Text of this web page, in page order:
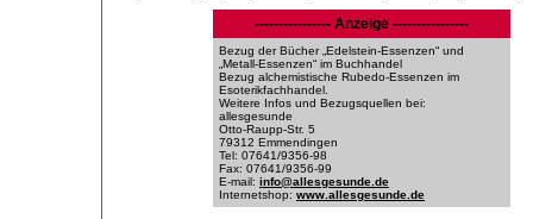
---------------- Anzeige ----------------
Bezug der Bücher „Edelstein-Essenzen“ und
„Metall-Essenzen“ im Buchhandel
Bezug alchemistische Rubedo-Essenzen im
Esoterikfachhandel.
Weitere Infos und Bezugsquellen bei:
allesgesunde
Otto-Raupp-Str. 5
79312 Emmendingen
Tel: 07641/9356-98
Fax: 07641/9356-99
E-mail: info@allesgesunde.de
Internetshop: www.allesgesunde.de